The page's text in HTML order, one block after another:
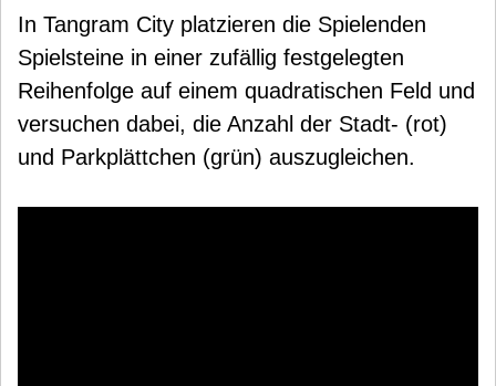
In Tangram City platzieren die Spielenden
Spielsteine in einer zufällig festgelegten
Reihenfolge auf einem quadratischen Feld und
versuchen dabei, die Anzahl der Stadt- (rot)
und Parkplättchen (grün) auszugleichen.